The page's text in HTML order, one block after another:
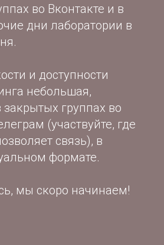
во Вконтакте и в
дни лаборатории в
и доступности
небольшая,
закрытых группах во
(участвуйте, где
связь), в
формате.
мы скоро начинаем!